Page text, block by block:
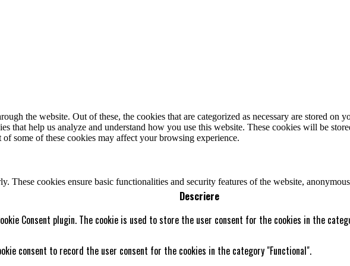
the website. Out of these, the cookies that are categorized as necessary are stored on
that help us analyze and understand how you use this website. These cookies will be
some of these cookies may affect your browsing experience.
These cookies ensure basic functionalities and security features of the website,
Descriere
Consent plugin. The cookie is used to store the user consent for the cookies in the
consent to record the user consent for the cookies in the category "Functional".